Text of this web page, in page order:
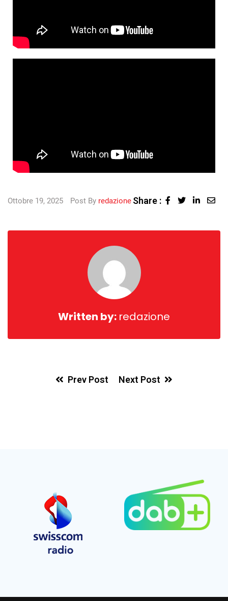
Ottobre 19, 2025 Post By redazione Share :
Written by: redazione
Prev Post Next Post